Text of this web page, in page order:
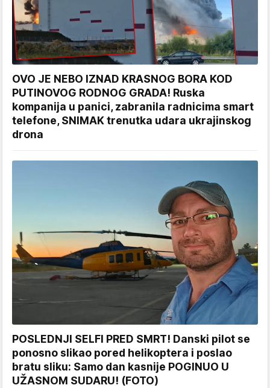
OVO JE NEBO IZNAD KRASNOG BORA KOD
PUTINOVOG RODNOG GRADA! Ruska
kompanija u panici, zabranila radnicima smart
telefone, SNIMAK trenutka udara ukrajinskog
drona
POSLEDNJI SELFI PRED SMRT! Danski pilot se
ponosno slikao pored helikoptera i poslao
bratu sliku: Samo dan kasnije POGINUO U
UŽASNOM SUDARU! (FOTO)